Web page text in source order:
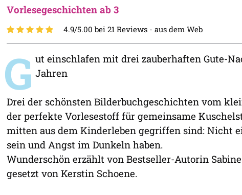
Vorlesegeschichten ab 3
4.9/5.00 bei 21 Reviews - aus dem Web
G ut einschlafen mit drei zauberhaften Gute-
Jahren
Drei der schönsten Bilderbuchgeschichten vom
der perfekte Vorlesestoff für gemeinsame
mitten aus dem Kinderleben gegriffen sind: Nicht
sein und Angst im Dunkeln haben.
Wunderschön erzählt von Bestseller-Autorin
gesetzt von Kerstin Schoene.